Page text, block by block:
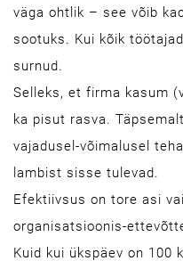
väga ohtlik – see võib
sootuks. Kui kõik
surnud.
Selleks, et firma kasum
ka pisut rasva.
vajadusel-võimalusel
lambist sisse tulevad.
Efektiivsus on tore asi
organisatsioonis-
Kuid kui ükspäev on 100